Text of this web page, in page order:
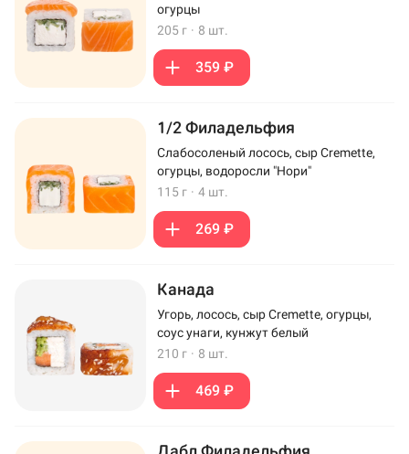
огурцы
205 г · 8 шт.
359 ₽
1/2 Филадельфия
Слабосоленый лосось, сыр Cremette,
огурцы, водоросли "Нори"
115 г · 4 шт.
269 ₽
Канада
Угорь, лосось, сыр Cremette, огурцы,
соус унаги, кунжут белый
210 г · 8 шт.
469 ₽